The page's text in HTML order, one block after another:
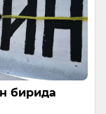
бирида